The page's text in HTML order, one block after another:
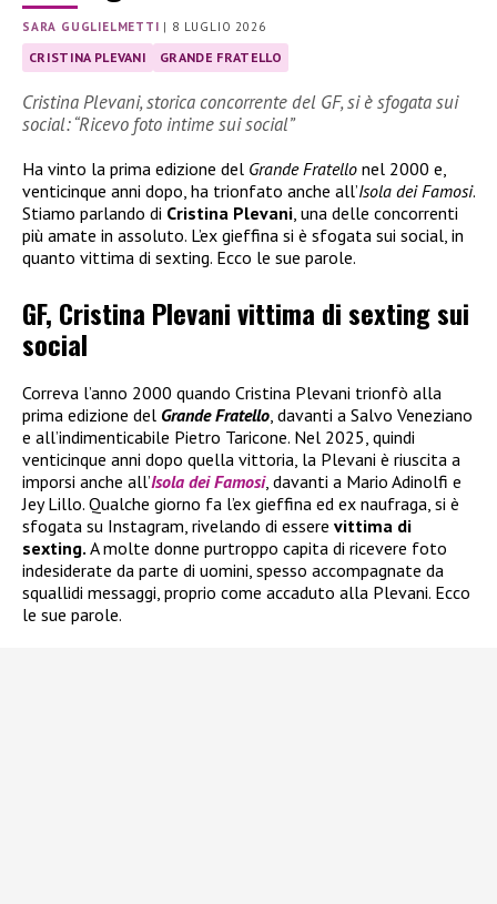
SARA GUGLIELMETTI | 8 LUGLIO 2026
CRISTINA PLEVANI GRANDE FRATELLO
Cristina Plevani, storica concorrente del GF, si è sfogata sui
social: “Ricevo foto intime sui social”
Ha vinto la prima edizione del Grande Fratello nel 2000 e,
venticinque anni dopo, ha trionfato anche all’Isola dei Famosi.
Stiamo parlando di Cristina Plevani , una delle concorrenti
più amate in assoluto. L’ex gieffina si è sfogata sui social, in
quanto vittima di sexting. Ecco le sue parole.
GF, Cristina Plevani vittima di sexting sui
social
Correva l’anno 2000 quando Cristina Plevani trionfò alla
prima edizione del Grande Fratello , davanti a Salvo Veneziano
e all’indimenticabile Pietro Taricone. Nel 2025, quindi
venticinque anni dopo quella vittoria, la Plevani è riuscita a
imporsi anche all’Isola dei Famosi, davanti a Mario Adinolfi e
Jey Lillo. Qualche giorno fa l’ex gieffina ed ex naufraga, si è
sfogata su Instagram, rivelando di essere vittima di
sexting. A molte donne purtroppo capita di ricevere foto
indesiderate da parte di uomini, spesso accompagnate da
squallidi messaggi, proprio come accaduto alla Plevani. Ecco
le sue parole.